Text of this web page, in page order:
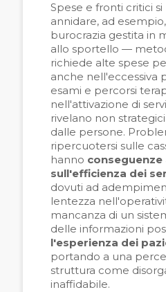
Spese e fronti critici si
annidare, ad
burocrazia gestita in
allo sportello —
richiede alte spese
anche nell'eccessiva
esami e percorsi
nell'attivazione di
rivelano non
dalle persone.
ripercuotersi sulle
hanno conseguenze
sull'efficienza dei
dovuti ad
lentezza
mancanza di un
delle informazioni
l'esperienza dei
portando a una
struttura come
inaffidabile.